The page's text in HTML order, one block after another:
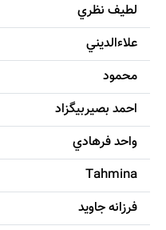
لطيف نظري
علاءالديني
محمود
احمد بصيربيگزاد
واحد فرهادي
Tahmina
فرزانه جاويد